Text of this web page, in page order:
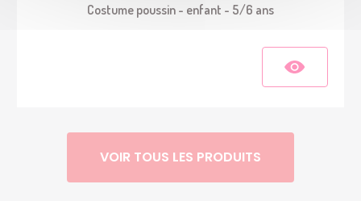
Costume poussin - enfant - 5/6 ans
VOIR TOUS LES PRODUITS